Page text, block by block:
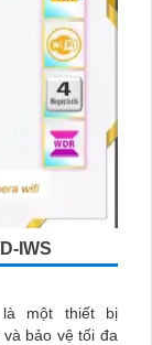
IWS
là một thiết bị
bảo vệ tối đa